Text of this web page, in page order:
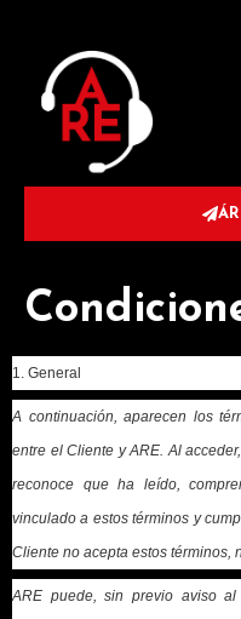
1. General
A continuación, aparecen los
entre el Cliente y ARE. Al
reconoce que ha leído,
vinculado a estos términos y
Cliente no acepta estos términos,
ARE puede, sin previo aviso